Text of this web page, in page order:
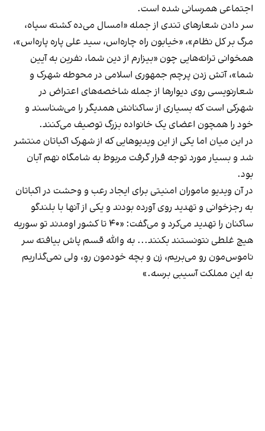
اجتماعی همرسانی شده است.
سر دادن شعارهای تندی از جمله «امسال می‌ده کشته سپاه،
مرگ بر کل نظام»، «خیابون راه چاره‌اس، سید علی پاره پاره‌اس»،
همخوانی ترانه‌هایی چون «بیزارم از دین شما، نفرین به آیین
شما»، آتش زدن پرچم جمهوری اسلامی در محوطه شهرک و
شعارنویسی روی دیوارها از جمله شاخصه‌های اعتراض در
شهرکی است که بسیاری از ساکنانش همدیگر را می‌شناسند و
خود را همچون اعضای یک خانواده‌ بزرگ توصیف می‌کنند.
در این میان اما یکی از این ویدیوهایی که از شهرک اکباتان منتشر
شد و بسیار مورد توجه قرار گرفت مربوط به شامگاه نهم آبان
بود.
در آن ویدیو ماموران امنیتی برای ایجاد رعب و وحشت در اکباتان
به رجزخوانی و تهدید روی آورده بودند و یکی از آنها با بلندگو
ساکنان را تهدید می‌کرد و می‌گفت: «۴۰ تا کشور اومدند تو سوریه
هیچ غلطی نتونستند بکنند... به والله قسم پاش بیافته سر
ناموس‌مون رو می‌بریم، زن و بچه خودمون رو، ولی نمی‌گذاریم
به این مملکت آسیبی برسه.»